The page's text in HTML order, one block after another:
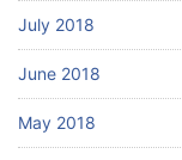
July 2018
June 2018
May 2018